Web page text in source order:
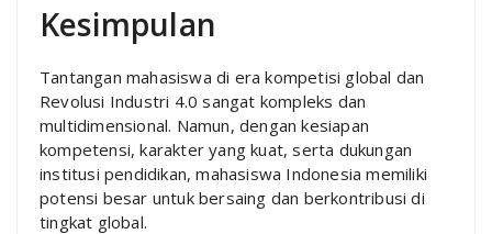
Kesimpulan
Tantangan mahasiswa di era kompetisi global dan
Revolusi Industri 4.0 sangat kompleks dan
multidimensional. Namun, dengan kesiapan
kompetensi, karakter yang kuat, serta dukungan
institusi pendidikan, mahasiswa Indonesia memiliki
potensi besar untuk bersaing dan berkontribusi di
tingkat global.